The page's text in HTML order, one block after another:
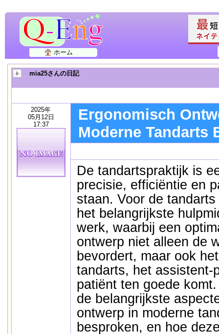
ホーム
mia25さんの日記
2025年
05月12日
17:37
Ergonomisch
Moderne Tandarts
De tandartspraktijk is
precisie, efficiëntie en
staan. Voor de
het belangrijkste
werk, waarbij een
ontwerp niet alleen de
bevordert, maar ook
tandarts, het assistent-
patiënt ten goede
de belangrijkste
ontwerp in moderne
besproken, en hoe